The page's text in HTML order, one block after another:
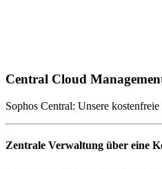
Central Cloud
Sophos Central: Unsere
Zentrale Verwaltung über eine